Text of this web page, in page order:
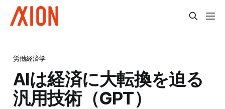
労働経済学
AIは経済に大転換を迫る
汎用技術（GPT）